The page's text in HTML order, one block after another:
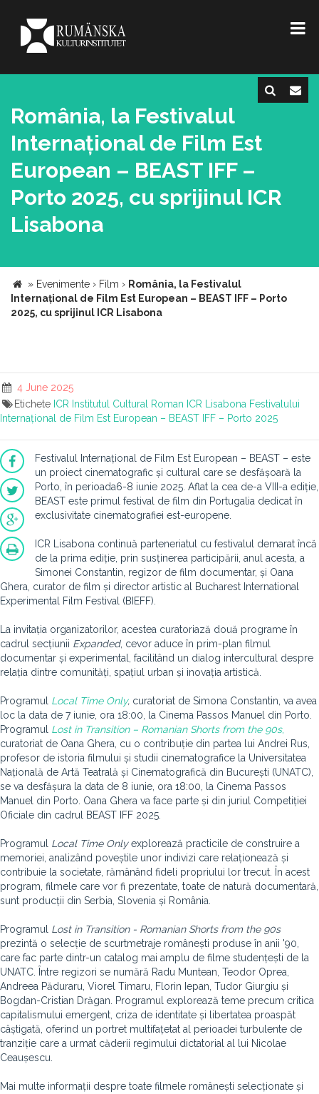
România, la Festivalul
Internațional de Film Est
European – BEAST IFF –
Porto 2025, cu sprijinul ICR
Lisabona
» Evenimente › Film › România, la Festivalul
Internațional de Film Est European – BEAST IFF – Porto
2025, cu sprijinul ICR Lisabona
4 June 2025
Etichete ICR Institutul Cultural Roman ICR Lisabona Festivalului
Internațional de Film Est European – BEAST IFF – Porto 2025
Festivalul Internațional de Film Est European – BEAST – este
un proiect cinematografic și cultural care se desfășoară la
Porto, în perioada6-8 iunie 2025. Aflat la cea de-a VIII-a ediție,
BEAST este primul festival de film din Portugalia dedicat în
exclusivitate cinematografiei est-europene.
ICR Lisabona continuă parteneriatul cu festivalul demarat încă
de la prima ediție, prin susținerea participării, anul acesta, a
Simonei Constantin, regizor de film documentar, și Oana
Ghera, curator de film și director artistic al Bucharest International
Experimental Film Festival (BIEFF).
La invitația organizatorilor, acestea curatoriază două programe în
cadrul secțiunii Expanded, cevor aduce în prim-plan filmul
documentar și experimental, facilitând un dialog intercultural despre
relația dintre comunități, spațiul urban și inovația artistică.
Programul Local Time Only, curatoriat de Simona Constantin, va avea
loc la data de 7 iunie, ora 18:00, la Cinema Passos Manuel din Porto.
Programul Lost in Transition – Romanian Shorts from the 90s,
curatoriat de Oana Ghera, cu o contribuție din partea lui Andrei Rus,
profesor de istoria filmului și studii cinematografice la Universitatea
Națională de Artă Teatrală și Cinematografică din București (UNATC),
se va desfășura la data de 8 iunie, ora 18:00, la Cinema Passos
Manuel din Porto. Oana Ghera va face parte și din juriul Competiției
Oficiale din cadrul BEAST IFF 2025.
Programul Local Time Onlyexplorează practicile de construire a
memoriei, analizând poveștile unor indivizi care relaționează și
contribuie la societate, rămânând fideli propriului lor trecut. În acest
program, filmele care vor fi prezentate, toate de natură documentară,
sunt producții din Serbia, Slovenia și România.
Programul Lost in Transition - Romanian Shorts from the 90s
prezintă o selecție de scurtmetraje românești produse în anii '90,
care fac parte dintr-un catalog mai amplu de filme studențești de la
UNATC. Între regizori se numără Radu Muntean, Teodor Oprea,
Andreea Păduraru, Viorel Timaru, Florin Iepan, Tudor Giurgiu și
Bogdan-Cristian Drăgan. Programul explorează teme precum critica
capitalismului emergent, criza de identitate și libertatea proaspăt
câștigată, oferind un portret multifațetat al perioadei turbulente de
tranziție care a urmat căderii regimului dictatorial al lui Nicolae
Ceaușescu.
Mai multe informații despre toate filmele românești selecționate și